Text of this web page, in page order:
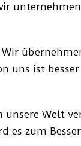
uns ist
Welt
es zum